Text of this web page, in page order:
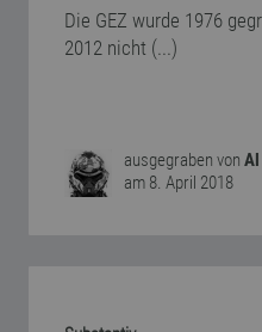
Die GEZ wurde 1976
2012 nicht (...)
ausgegraben vonAl
am 8. April 2018